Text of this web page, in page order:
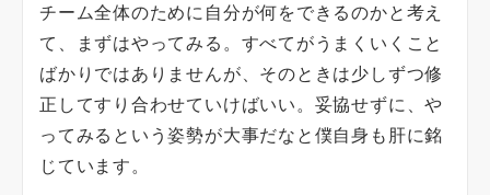
チーム全体のために自分が何をできるのかと考え
て、まずはやってみる。すべてがうまくいくこと
ばかりではありませんが、そのときは少しずつ修
正してすり合わせていけばいい。妥協せずに、や
ってみるという姿勢が大事だなと僕自身も肝に銘
じています。